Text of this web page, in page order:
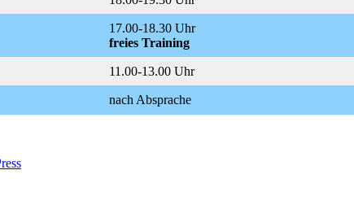
17.00-18.30 Uhr
freies Training
11.00-13.00 Uhr
nach Absprache